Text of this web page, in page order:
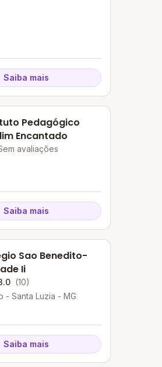
Saiba mais
Pedagógico
Encantado
avaliações
Saiba mais
Sao Benedito-
Ii
(10)
- Santa Luzia - MG
Saiba mais